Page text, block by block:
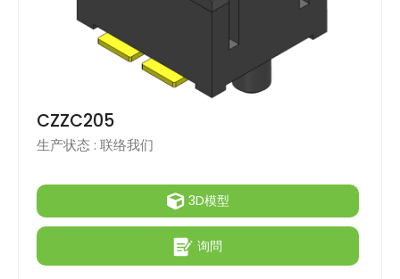
CZZC205
生产状态 : 联络我们
3D模型
询問